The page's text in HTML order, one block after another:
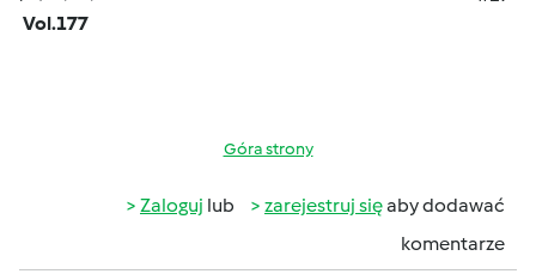
Vol.177
Góra strony
Zaloguj lub zarejestruj sięaby dodawać
komentarze